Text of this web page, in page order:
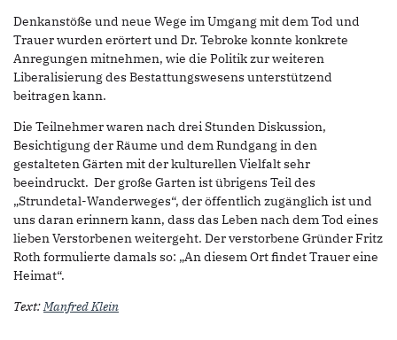
Denkanstöße und neue Wege im Umgang mit dem Tod und
Trauer wurden erörtert und Dr. Tebroke konnte konkrete
Anregungen mitnehmen, wie die Politik zur weiteren
Liberalisierung des Bestattungswesens unterstützend
beitragen kann.
Die Teilnehmer waren nach drei Stunden Diskussion,
Besichtigung der Räume und dem Rundgang in den
gestalteten Gärten mit der kulturellen Vielfalt sehr
beeindruckt. Der große Garten ist übrigens Teil des
„Strundetal-Wanderweges“, der öffentlich zugänglich ist und
uns daran erinnern kann, dass das Leben nach dem Tod eines
lieben Verstorbenen weitergeht. Der verstorbene Gründer Fritz
Roth formulierte damals so: „An diesem Ort findet Trauer eine
Heimat“.
Text:Manfred Klein